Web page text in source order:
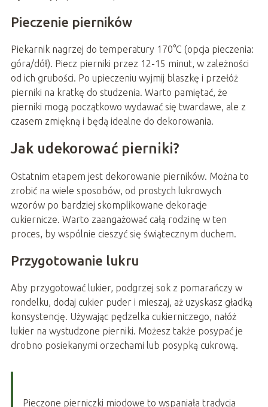
Pieczenie pierników
Piekarnik nagrzej do temperatury 170°C (opcja pieczenia:
góra/dół). Piecz pierniki przez 12-15 minut, w zależności
od ich grubości. Po upieczeniu wyjmij blaszkę i przełóż
pierniki na kratkę do studzenia. Warto pamiętać, że
pierniki mogą początkowo wydawać się twardawe, ale z
czasem zmiękną i będą idealne do dekorowania.
Jak udekorować pierniki?
Ostatnim etapem jest dekorowanie pierników. Można to
zrobić na wiele sposobów, od prostych lukrowych
wzorów po bardziej skomplikowane dekoracje
cukiernicze. Warto zaangażować całą rodzinę w ten
proces, by wspólnie cieszyć się świątecznym duchem.
Przygotowanie lukru
Aby przygotować lukier, podgrzej sok z pomarańczy w
rondelku, dodaj cukier puder i mieszaj, aż uzyskasz gładką
konsystencję. Używając pędzelka cukierniczego, nałóż
lukier na wystudzone pierniki. Możesz także posypać je
drobno posiekanymi orzechami lub posypką cukrową.
Pieczone pierniczki miodowe to wspaniała tradycja